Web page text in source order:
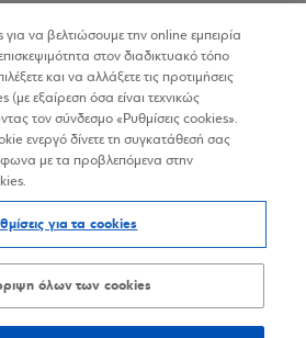
© 2026
Όροι Χρήσης
στον Διαδικτυακό Τόπο
Προσβασιμότητας
Sitemap
να βελτιώσουμε την online εμπειρία
στον διαδικτυακό τόπο
και να αλλάξετε τις προτιμήσεις
(με εξαίρεση όσα είναι τεχνικώς
τον σύνδεσμο «Ρυθμίσεις cookies».
ενεργό δίνετε τη συγκατάθεσή σας
με τα προβλεπόμενα στην
για τα cookies
όλων των cookies